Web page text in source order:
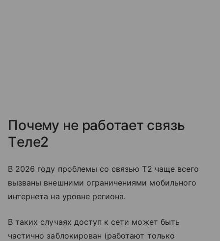
Почему не работает связь
Tеле2
В 2026 году проблемы со связью T2 чаще всего
вызваны внешними ограничениями мобильного
интернета на уровне региона.
В таких случаях доступ к сети может быть
частично заблокирован (работают только